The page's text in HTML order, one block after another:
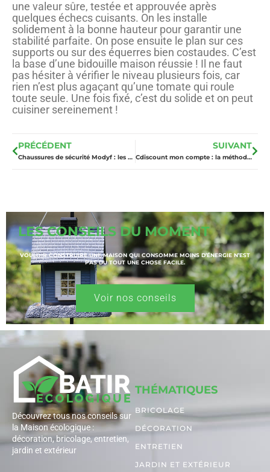
une valeur sûre, testée et approuvée après
quelques échecs cuisants. On les installe
solidement à la bonne hauteur pour garantir une
stabilité parfaite. On pose ensuite le plan sur ces
supports ou sur des équerres bien costaudes. C’est
la base d’une bidouille maison réussie ! Il ne faut
pas hésiter à vérifier le niveau plusieurs fois, car
rien n’est plus agaçant qu’une tomate qui roule
toute seule. Une fois fixé, c’est du solide et on peut
cuisiner sereinement !
PRÉCÉDENT
Chaussures de sécurité Modyf : les 5 modèles les plus légers pour artisans
SUIVANT
Cdiscount mon compte : la méthode pour gérer vos commandes et factures
LES CONSEILS DU MOMENT
VOULOIR CONSTRUIRE UNE MAISON QUI CONSOMME MOINS D’ÉNERGIE N’EST
PAS DU TOUT UNE CHOSE FACILE.
Voir nos conseils
Découvrez tous nos conseils sur
la Maison écologique :
décoration, bricolage, entretien,
jardin et extérieur
THÉMATIQUES
BRICOLAGE
DÉCORATION
ENTRETIEN
JARDIN ET EXTÉRIEUR